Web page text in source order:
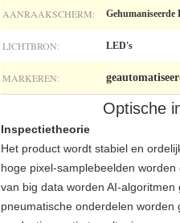
AANRAAKSCHERM: Gehumaniseerde
LICHTBRON: LED's
MARKEREN:
Optische
Inspectietheorie
Het product wordt stabiel en
hoge pixel-samplebeelden
van big data worden AI-
pneumatische onderdelen